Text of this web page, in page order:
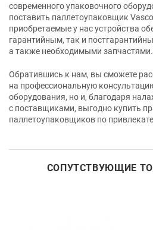
современного упаковочного
поставить паллетоупаковщик
приобретаемые у нас устройства
гарантийным, так и
а также необходимыми
Обратившись к нам, вы сможете
на профессиональную
оборудования, но и, благодаря
с поставщиками, выгодно купить
паллетоупаковщиков по
СОПУТСТВУЮЩИЕ